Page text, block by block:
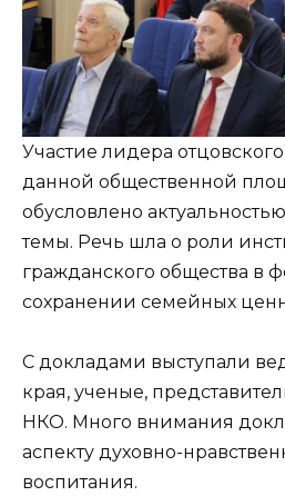
Участие лидера
данной общественной
обусловлено
темы. Речь шла о роли
гражданского общества в
сохранении семейных
С докладами выступали
края, ученые,
НКО. Много внимания
аспекту духовно-
воспитания.